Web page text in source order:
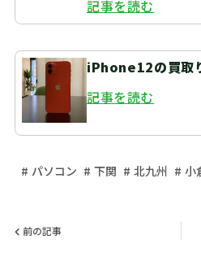
記事を読む
iPhone12の買取
記事を読む
パソコン 下関 北九州 小
前の記事